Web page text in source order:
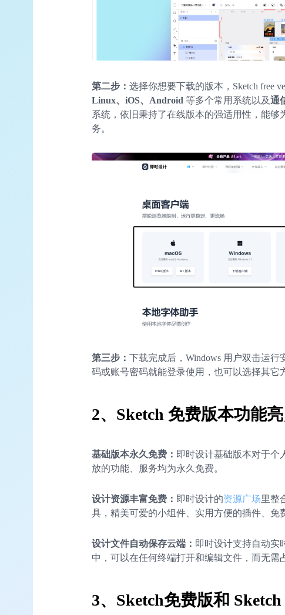
第二步： 选择你想要下载的版本，Sketch free
Linux、iOS、Android 等多个常用系统以及通
系统，依旧秉持了在线版本的强适用性，能够
务。
第三步： 下载完成后，Windows 用户双击运
码或账号密码就能登录使用，也可以选择其它
2、Sketch 免费版本功能
基础版本永久免费： 即时设计基础版本对于个
放的功能、服务均为永久免费。
设计资源丰富免费： 即时设计的资源广场里整
具，精美可爱的小组件、实用方便的插件、免
设计文件自动保存云端： 即时设计支持自动实
中，可以在任何终端打开和编辑文件，而无需
3、Sketch免费版和 Sketch